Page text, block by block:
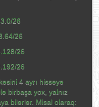
26
26
26
26
4 ayrı hissəyə
birbaşa yox, yalnız
bilərlər. Misal olaraq: